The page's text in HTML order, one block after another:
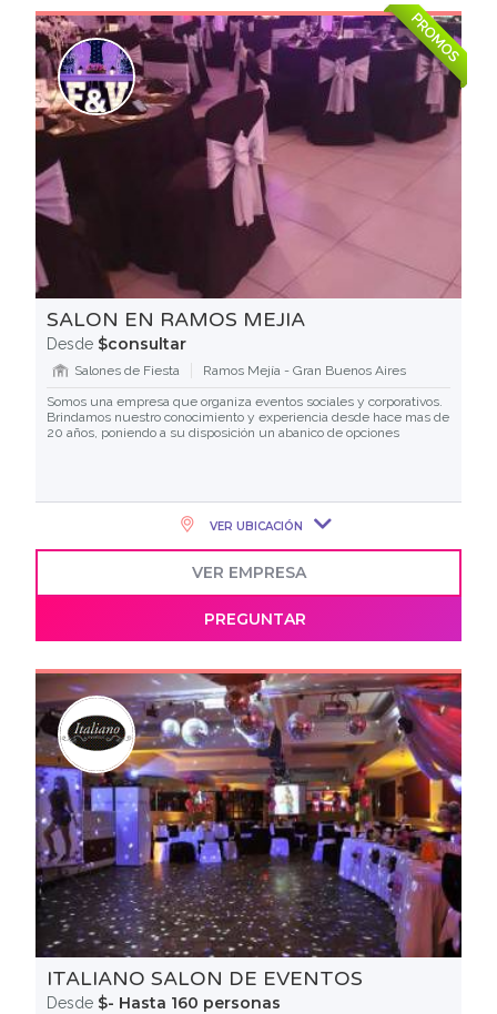
SALON EN RAMOS MEJIA
Desde $consultar
Salones de Fiesta
Ramos Mejía - Gran Buenos Aires
Somos una empresa que organiza eventos sociales y corporativos.
Brindamos nuestro conocimiento y experiencia desde hace mas de
20 años, poniendo a su disposición un abanico de opciones
PROMOS
VER UBICACIÓN
VER EMPRESA
PREGUNTAR
ITALIANO SALON DE EVENTOS
Desde $- Hasta 160 personas